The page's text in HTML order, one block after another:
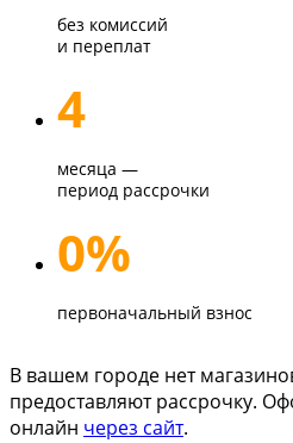
без комиссий
и переплат
4
месяца —
период рассрочки
0%
первоначальный взнос
В вашем городе нет
предоставляют рассрочку.
онлайн через сайт.